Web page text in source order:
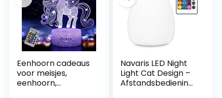
Eenhoorn cadeaus
voor meisjes,
eenhoorn,
Navaris LED Night
Light Cat Design –
Afstandsbediening